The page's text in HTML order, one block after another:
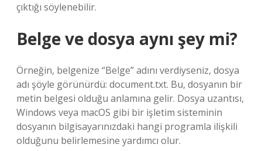
çıktığı söylenebilir.
Belge ve dosya aynı şey mi?
Örneğin, belgenize “Belge” adını verdiyseniz, dosya
adı şöyle görünürdü: document.txt. Bu, dosyanın bir
metin belgesi olduğu anlamına gelir. Dosya uzantısı,
Windows veya macOS gibi bir işletim sisteminin
dosyanın bilgisayarınızdaki hangi programla ilişkili
olduğunu belirlemesine yardımcı olur.